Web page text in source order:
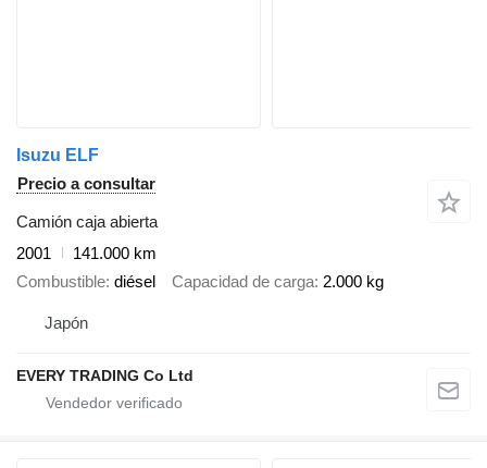
Isuzu ELF
Precio a consultar
Camión caja abierta
2001
141.000 km
Combustible diésel Capacidad de carga 2.000 kg
Japón
EVERY TRADING Co Ltd